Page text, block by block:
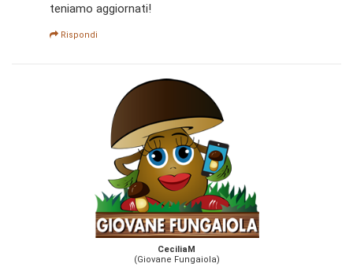
teniamo aggiornati!
Rispondi
CeciliaM
(Giovane Fungaiola)